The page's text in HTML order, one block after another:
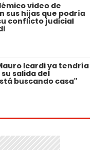
video de
sus hijas que podría
conflicto judicial
Icardi ya tendría
salida del
buscando casa"